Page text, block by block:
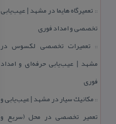
:: تعمیرگاه هایما در مشهد | عیب‌یابی
تخصصی و امداد فوری
:: تعمیرات تخصصی لكسوس در
مشهد | عیب‌یابی حرفه‌ای و امداد
فوری
:: مكانیك سیار در مشهد | عیب‌یابی و
تعمیر تخصصی در محل (سریع و